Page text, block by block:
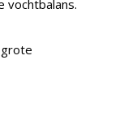
vochtbalans.